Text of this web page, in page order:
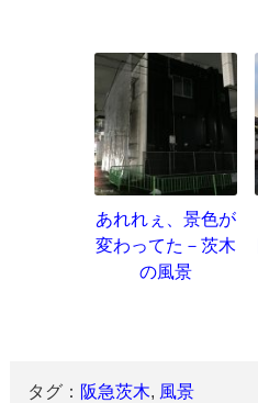
あれれぇ、景色が
変わってた－茨木
の風景
タグ： 阪急茨木, 風景